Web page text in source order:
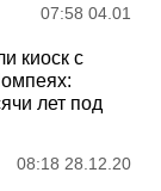
07:58 04.01
киоск с
лет под
08:18 28.12.20